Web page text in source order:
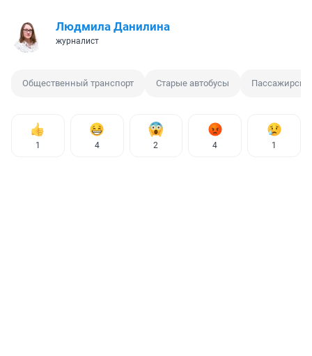
Людмила Данилина
журналист
Общественный транспорт Старые автобусы
1 4 2 4 1